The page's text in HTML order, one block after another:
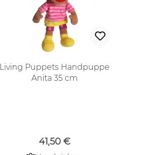
Living Puppets Handpuppe
Anita 35 cm
41,50 €